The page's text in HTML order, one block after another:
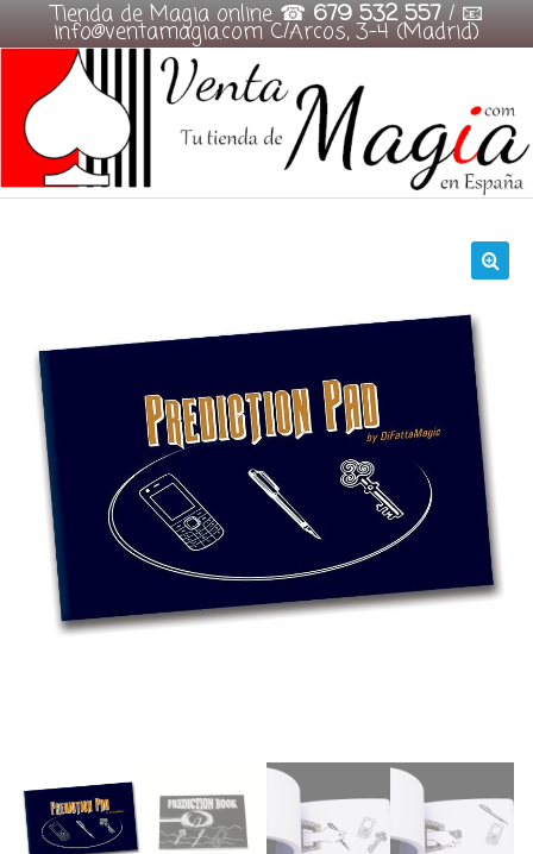
Tienda de Magia online ☎ 679 532 557/ 📧
info@ventamagia.com C/Arcos, 3-4 (Madrid)
content